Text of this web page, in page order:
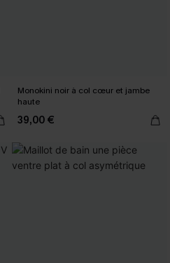
Monokini noir à col cœur et jambe
haute
39,00 €